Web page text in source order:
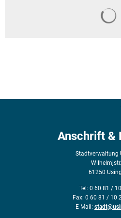
Anschrift &
Stadtverwaltung
Wilhelmjstr.
61250
Tel: 0 60 81 /
Fax: 0 60 81 / 10
E-Mail: